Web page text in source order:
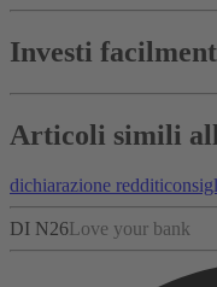
Investi
Articoli simili
dichiarazione redditi
DI N26 Love your bank